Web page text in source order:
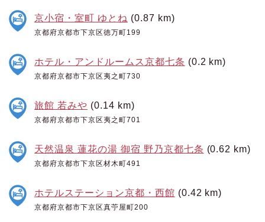
京小宿・室町 ゆとね (0.87 km)
京都府京都市下京区徳万町199
ホテル・アンドルームス京都七条 (0.2 km)
京都府京都市下京区夷之町730
旅館 若みや (0.14 km)
京都府京都市下京区夷之町701
天然温泉 蓮花の湯 御宿 野乃京都七条 (0.62 km)
京都府京都市下京区材木町491
ホテルステーション京都・西館 (0.42 km)
京都府京都市下京区真苧屋町200